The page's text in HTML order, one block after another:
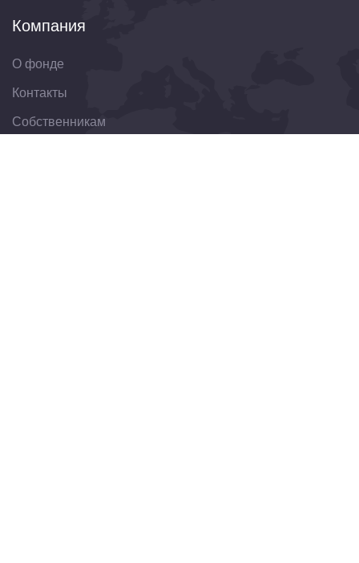
Компания
О фонде
Контакты
Собственникам